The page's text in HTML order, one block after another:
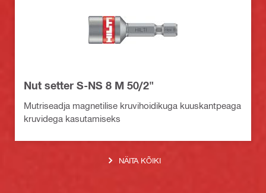
Nut setter S-NS 8 M 50/2"
Mutriseadja magnetilise kruvihoidikuga kuuskantpeaga
kruvidega kasutamiseks
NÄITA KÕIKI